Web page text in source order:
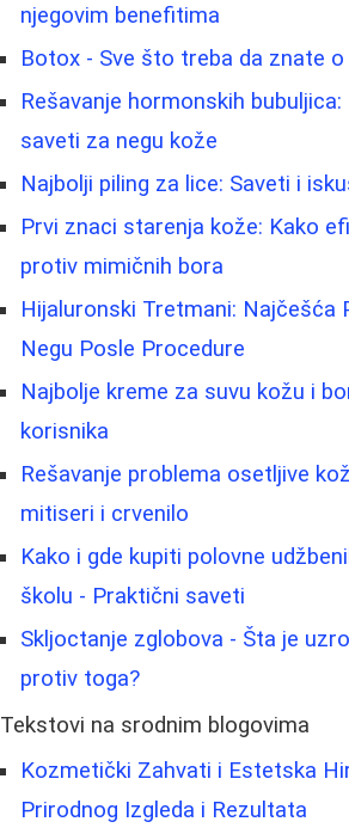
njegovim benefitima
Botox - Sve što treba da znate
Rešavanje hormonskih
saveti za negu kože
Najbolji piling za lice: Saveti i
Prvi znaci starenja kože: Kako
protiv mimičnih bora
Hijaluronski Tretmani: Najčešća
Negu Posle Procedure
Najbolje kreme za suvu kožu i
korisnika
Rešavanje problema osetljive
mitiseri i crvenilo
Kako i gde kupiti polovne
školu - Praktični saveti
Skljoctanje zglobova - Šta je
protiv toga?
Tekstovi na srodnim blogovima
Kozmetički Zahvati i Estetska
Prirodnog Izgleda i Rezultata